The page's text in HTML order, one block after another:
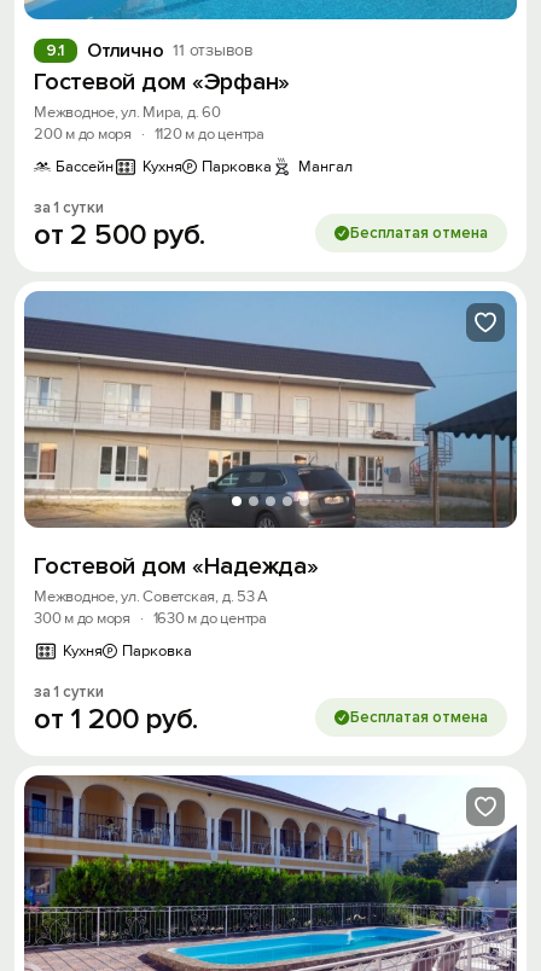
Отлично 11 отзывов
9.1
Гостевой дом «Эрфан»
Межводное, ул. Мира, д. 60
200 м до моря
· 1120 м до центра
Бассейн
Кухня Парковка Мангал
за 1 сутки
от 2 500 руб. Бесплатая отмена
Гостевой дом «Надежда»
Межводное, ул. Советская, д. 53 А
300 м до моря
· 1630 м до центра
Кухня
Парковка
за 1 сутки
от 1 200 руб. Бесплатая отмена